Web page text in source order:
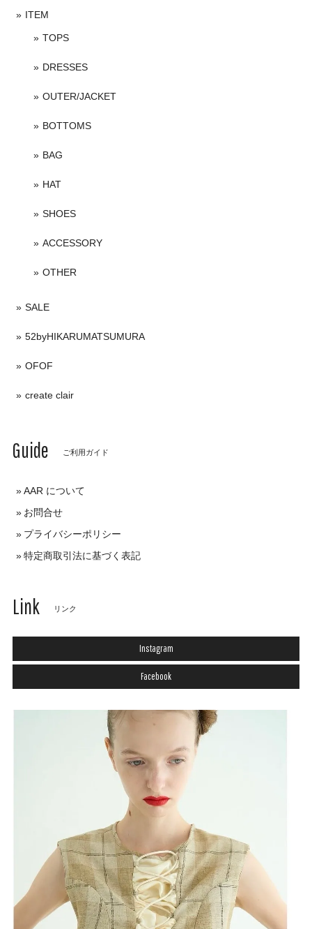
ITEM
TOPS
DRESSES
OUTER/JACKET
BOTTOMS
BAG
HAT
SHOES
ACCESSORY
OTHER
SALE
52byHIKARUMATSUMURA
OFOF
create clair
Guide ご利用ガイド
AAR について
お問合せ
プライバシーポリシー
特定商取引法に基づく表記
Link リンク
Instagram
Facebook